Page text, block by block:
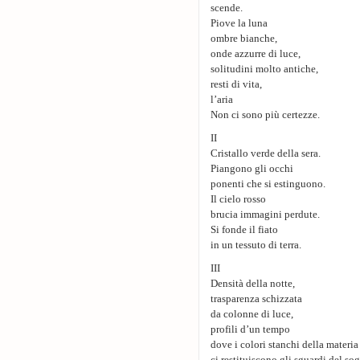
scende.
Piove la luna
ombre bianche,
onde azzurre di luce,
solitudini molto antiche,
resti di vita,
l’aria
Non ci sono più certezze.
II
Cristallo verde della sera.
Piangono gli occhi
ponenti che si estinguono.
Il cielo rosso
brucia immagini perdute.
Si fonde il fiato
in un tessuto di terra.
III
Densità della notte,
trasparenza schizzata
da colonne di luce,
profili d’un tempo
dove i colori stanchi della materia